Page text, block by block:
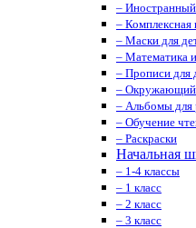
– Иностранный
– Комплексная
– Маски для
– Математика
– Прописи для
– Окружающий
– Альбомы для
– Обучение
– Раскраски
Начальная
– 1-4 классы
– 1 класс
– 2 класс
– 3 класс